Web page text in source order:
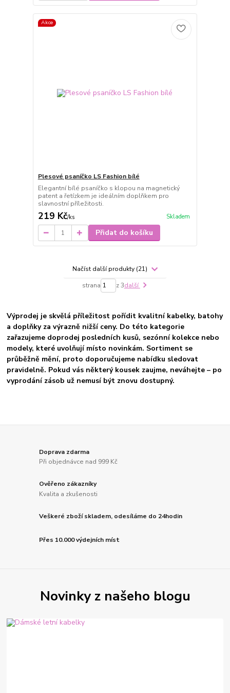
Akce
Plesové psaníčko LS Fashion bílé
Elegantní bílé psaníčko s klopou na magnetický
patent a řetízkem je ideálním doplňkem pro
slavnostní příležitosti.
219 Kč/ks Skladem
Přidat do košíku
Načíst další produkty (21)
strana z 3další
Výprodej je skvělá příležitost pořídit kvalitní kabelky, batohy
a doplňky za výrazně nižší ceny. Do této kategorie
zařazujeme doprodej posledních kusů, sezónní kolekce nebo
modely, které uvolňují místo novinkám. Sortiment se
průběžně mění, proto doporučujeme nabídku sledovat
pravidelně. Pokud vás některý kousek zaujme, neváhejte – po
vyprodání zásob už nemusí být znovu dostupný.
Doprava zdarma
Při objednávce nad 999 Kč
Ověřeno zákazníky
Kvalita a zkušenosti
Veškeré zboží skladem, odesíláme do 24hodin
Přes 10.000 výdejních míst
Novinky z našeho blogu